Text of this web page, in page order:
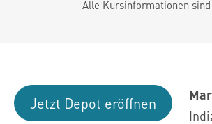
Alle Kursinformationen
Jetzt Depot eröffnen